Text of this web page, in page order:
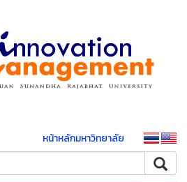
หน้าหลักมหาวิทยาลัย